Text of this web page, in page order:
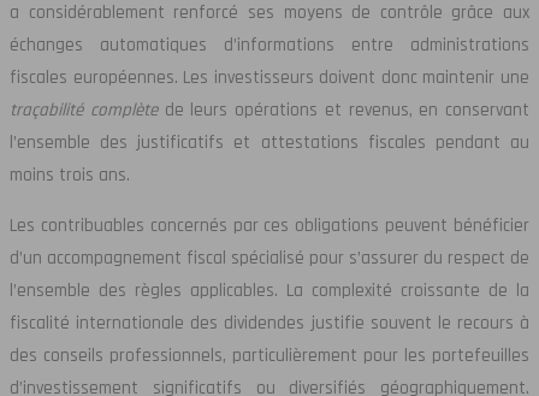
a considérablement renforcé ses moyens de contrôle grâce aux
échanges automatiques d’informations entre administrations
fiscales européennes. Les investisseurs doivent donc maintenir une
traçabilité complètede leurs opérations et revenus, en conservant
l’ensemble des justificatifs et attestations fiscales pendant au
moins trois ans.
Les contribuables concernés par ces obligations peuvent bénéficier
d’un accompagnement fiscal spécialisé pour s’assurer du respect de
l’ensemble des règles applicables. La complexité croissante de la
fiscalité internationale des dividendes justifie souvent le recours à
des conseils professionnels, particulièrement pour les portefeuilles
d’investissement significatifs ou diversifiés géographiquement.